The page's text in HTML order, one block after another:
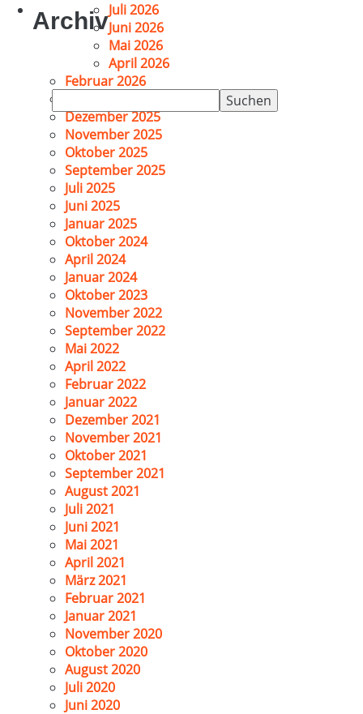
Suchen
nach:
ArchivJuli 2026
Juni 2026
Mai 2026
April 2026
Februar 2026
Dezember 2025
November 2025
Oktober 2025
September 2025
Juli 2025
Juni 2025
Januar 2025
Oktober 2024
April 2024
Januar 2024
Oktober 2023
November 2022
September 2022
Mai 2022
April 2022
Februar 2022
Januar 2022
Dezember 2021
November 2021
Oktober 2021
September 2021
August 2021
Juli 2021
Juni 2021
Mai 2021
April 2021
März 2021
Februar 2021
Januar 2021
November 2020
Oktober 2020
August 2020
Juli 2020
Juni 2020